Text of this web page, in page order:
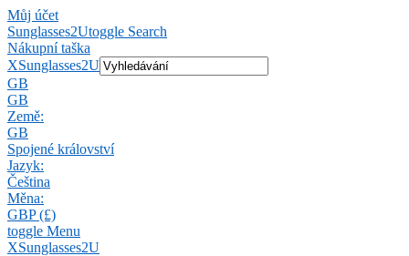
Můj účet
Sunglasses2Utoggle Search
Nákupní taška
XSunglasses2U
GB
GB
Země:
GB
Spojené království
Jazyk:
Čeština
Měna:
GBP (£)
toggle Menu
XSunglasses2U